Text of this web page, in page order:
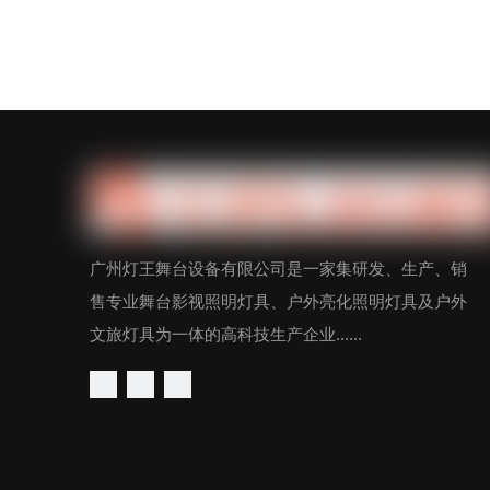
广州灯王舞台设备有限公司是一家集研发、生产、销
售专业舞台影视照明灯具、户外亮化照明灯具及户外
文旅灯具为一体的高科技生产企业......